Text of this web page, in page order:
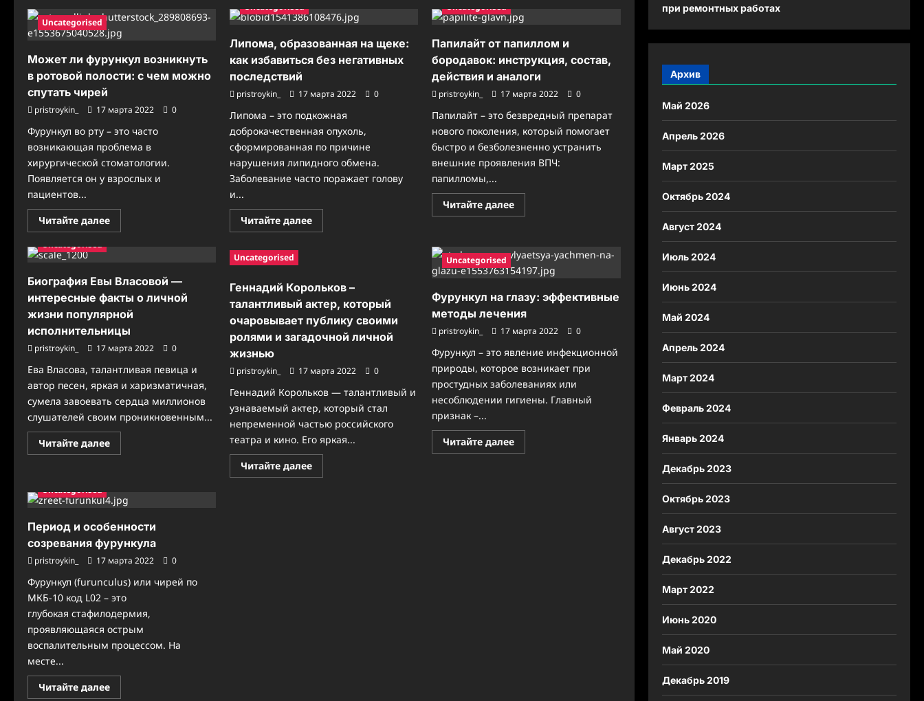
Михаил
Задорнов
—
талантливый
и
его
увлекательная
выдающиеся
достижения,
известность
и
интересные
факты
из
личной
жизни!
достижения справиться
болезнью
Uncategorised
Может ли фурункул возникнуть
в ротовой полости: с чем можно
спутать чирей
pristroykin_ 17 марта 2022 0
Фурункул во рту – это часто
возникающая проблема в
хирургической стоматологии.
Появляется он у взрослых и
пациентов...
Читайте далееПрочитать
больше
возникнуть
в
ротовой
полости:
с
чем
можно
спутать
чирей
Uncategorised
Липома, образованная на щеке:
как избавиться без негативных
последствий
pristroykin_ 17 марта 2022 0
Липома – это подкожная
доброкачественная опухоль,
сформированная по причине
нарушения липидного обмена.
Заболевание часто поражает голову
и...
Читайте далееПрочитать
больше
как
избавиться
без
негативных
последствий
Uncategorised
Папилайт от папиллом и
бородавок: инструкция, состав,
действия и аналоги
pristroykin_ 17 марта 2022 0
Папилайт – это безвредный препарат
нового поколения, который помогает
быстро и безболезненно устранить
внешние проявления ВПЧ:
папилломы,...
Читайте далееПрочитать
больше
папиллом
и
бородавок:
инструкция,
действия
и
аналоги
Uncategorised
Биография Евы Власовой —
интересные факты о личной
жизни популярной
исполнительницы
pristroykin_ 17 марта 2022 0
Ева Власова, талантливая певица и
автор песен, яркая и харизматичная,
сумела завоевать сердца миллионов
слушателей своим проникновенным...
Читайте далееПрочитать
больше
—
интересные
о
личной
жизни
популярной
исполнительницы
Uncategorised
Геннадий Корольков –
талантливый актер, который
очаровывает публику своими
ролями и загадочной личной
жизнью
pristroykin_ 17 марта 2022 0
Геннадий Корольков — талантливый и
узнаваемый актер, который стал
непременной частью российского
театра и кино. Его яркая...
Читайте далееПрочитать
больше
Uncategorised
Фурункул на глазу: эффективные
методы лечения
pristroykin_ 17 марта 2022 0
Фурункул – это явление инфекционной
природы, которое возникает при
простудных заболеваниях или
несоблюдении гигиены. Главный
признак –...
Читайте далееПрочитать
больше
Uncategorised
Период и особенности
созревания фурункула
pristroykin_ 17 марта 2022 0
Фурункул (furunculus) или чирей по
МКБ-10 код L02 – это
глубокая стафилодермия,
проявляющаяся острым
воспалительным процессом. На
месте...
Читайте далееПрочитать
больше
при ремонтных работах
Архив
Май 2026
Апрель 2026
Март 2025
Октябрь 2024
Август 2024
Июль 2024
Июнь 2024
Май 2024
Апрель 2024
Март 2024
Февраль 2024
Январь 2024
Декабрь 2023
Октябрь 2023
Август 2023
Декабрь 2022
Март 2022
Июнь 2020
Май 2020
Декабрь 2019